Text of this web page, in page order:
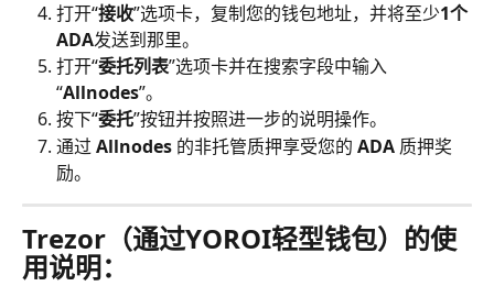
打开“接收”选项卡，复制您的钱包地址，并将至少1个
ADA发送到那里。
打开“委托列表”选项卡并在搜索字段中输入
“Allnodes”。
按下“委托”按钮并按照进一步的说明操作。
通过 Allnodes 的非托管质押享受您的 ADA 质押奖
励。
Trezor（通过YOROI轻型钱包）的使
用说明：